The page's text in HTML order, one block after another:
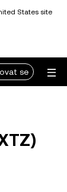
States site
se